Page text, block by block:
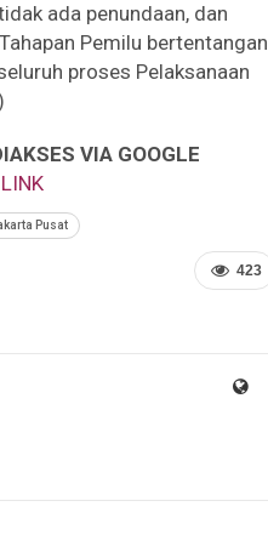
ada penundaan, dan
Pemilu bertentangan
proses Pelaksanaan
VIA GOOGLE
LINK
Pusat
423